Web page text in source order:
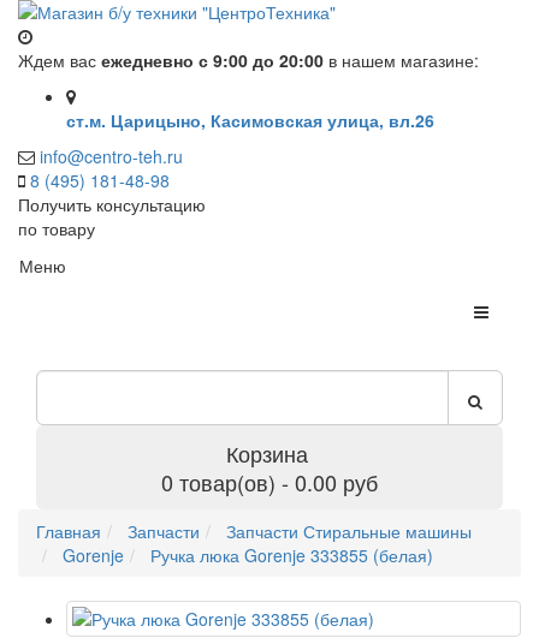
Ждем вас ежедневно с 9:00 до 20:00 в нашем магазине:
ст.м. Царицыно, Касимовская улица, вл.26
info@centro-teh.ru
8 (495) 181-48-98
Получить консультацию
по товару
Меню
Корзина
0 товар(ов) - 0.00 руб
Главная Запчасти
Запчасти Стиральные машины
Gorenje
Ручка люка Gorenje 333855 (белая)